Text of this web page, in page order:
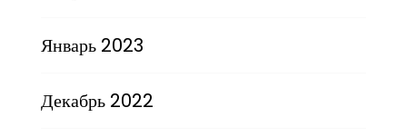
Январь 2023
Декабрь 2022